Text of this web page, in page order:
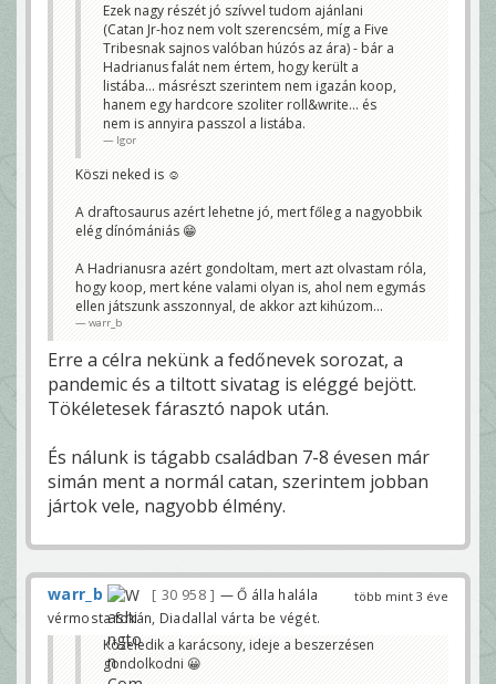
Ezek nagy részét jó szívvel tudom ajánlani
(Catan Jr-hoz nem volt szerencsém, míg a Five
Tribesnak sajnos valóban húzós az ára) - bár a
Hadrianus falát nem értem, hogy került a
listába... másrészt szerintem nem igazán koop,
hanem egy hardcore szoliter roll&write... és
nem is annyira passzol a listába.
Igor
Köszi neked is ☺️
A draftosaurus azért lehetne jó, mert főleg a nagyobbik
elég dínómániás 😁
A Hadrianusra azért gondoltam, mert azt olvastam róla,
hogy koop, mert kéne valami olyan is, ahol nem egymás
ellen játszunk asszonnyal, de akkor azt kihúzom...
warr_b
Erre a célra nekünk a fedőnevek sorozat, a
pandemic és a tiltott sivatag is eléggé bejött.
Tökéletesek fárasztó napok után.
És nálunk is tágabb családban 7-8 évesen már
simán ment a normál catan, szerintem jobban
jártok vele, nagyobb élmény.
több mint 3 éve
warr_b 30 958
— Ő álla halála
vérmosta fokán, Diadallal várta be végét.
Közeledik a karácsony, ideje a beszerzésen
gondolkodni 😀